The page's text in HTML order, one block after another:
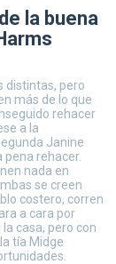
la buena
distintas, pero
más de lo que
rehacer
a la
Janine
pena rehacer.
nada en
se creen
costero, corren
a cara por
casa, pero con
tía Midge